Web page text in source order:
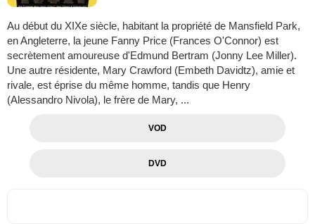
Au début du XIXe siècle, habitant la propriété de Mansfield Park,
en Angleterre, la jeune Fanny Price (Frances O'Connor) est
secrètement amoureuse d'Edmund Bertram (Jonny Lee Miller).
Une autre résidente, Mary Crawford (Embeth Davidtz), amie et
rivale, est éprise du même homme, tandis que Henry
(Alessandro Nivola), le frère de Mary, ...
VOD
DVD